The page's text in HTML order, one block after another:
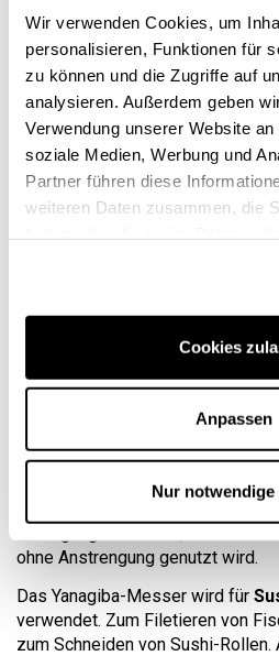
Wir verwenden Cookies, um
personalisieren, Funktionen für
zu können und die Zugriffe auf
analysieren. Außerdem geben
Verwendung unserer Website
soziale Medien, Werbung und
Partner führen diese
weiteren Daten zusammen, die
Cookies
Anpassen
Nur notwendige
Längen erhältlich: 24 und 27 cm.
Der Griff ist aus leichtem und
gefertigt, so dass Sie bequem
Ihre Hand ermüdet. Die täglichen
sich dank der
Geometrie der Formen mit
bei Messern mit schmalen und
schwierig zu erreichen. In
ohne Anstrengung genutzt wird.
Das Yanagiba-Messer wird für
verwendet. Zum Filetieren von
zum Schneiden von Sushi-